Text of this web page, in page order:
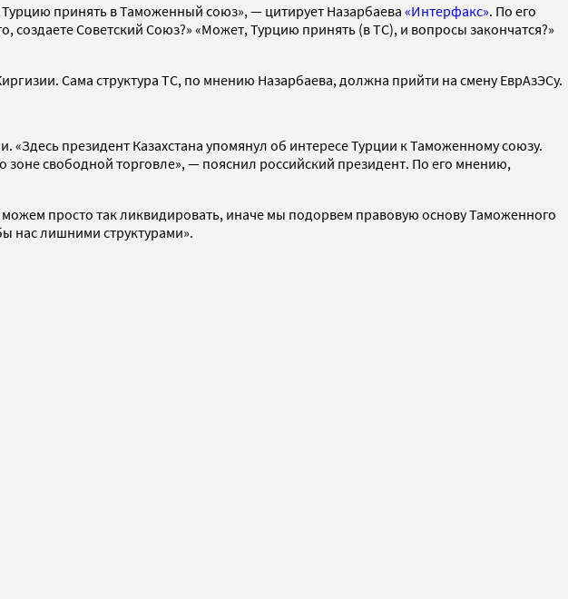
принять в Таможенный союз», — цитирует Назарбаева «Интерфакс». По его
создаете Советский Союз?» «Может, Турцию принять (в ТС), и вопросы закончатся?»
Сама структура ТС, по мнению Назарбаева, должна прийти на смену ЕврАзЭСу.
президент Казахстана упомянул об интересе Турции к Таможенному союзу.
свободной торговле», — пояснил российский президент. По его мнению,
просто так ликвидировать, иначе мы подорвем правовую основу Таможенного
нас лишними структурами».